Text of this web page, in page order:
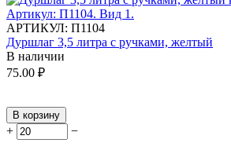
АРТИКУЛ: П1104
Дуршлаг 3,5 литра с ручками, желтый
В наличии
75.00 ₽
В корзину
+ −